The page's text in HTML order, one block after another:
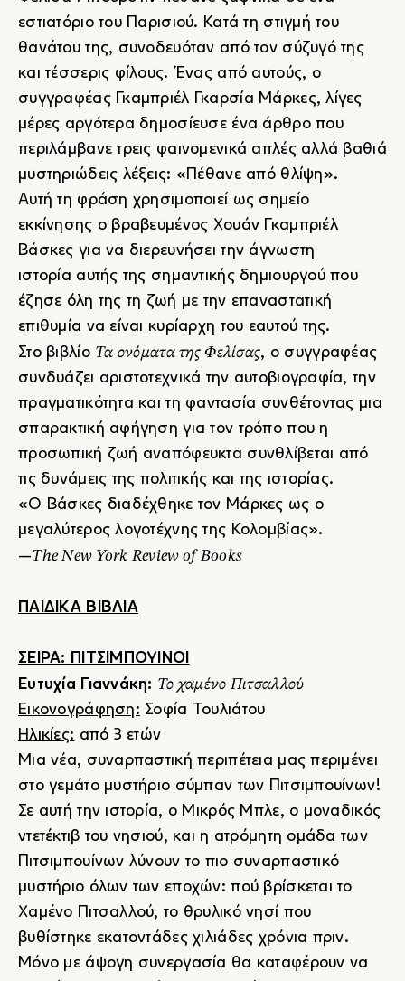
εστιατόριο του Παρισιού. Κατά τη στιγμή του
θανάτου της, συνοδευόταν από τον σύζυγό της
και τέσσερις φίλους. Ένας από αυτούς, ο
συγγραφέας Γκαμπριέλ Γκαρσία Μάρκες, λίγες
μέρες αργότερα δημοσίευσε ένα άρθρο που
περιλάμβανε τρεις φαινομενικά απλές αλλά βαθιά
μυστηριώδεις λέξεις: «Πέθανε από θλίψη».
Αυτή τη φράση χρησιμοποιεί ως σημείο
εκκίνησης ο βραβευμένος Χουάν Γκαμπριέλ
Βάσκες για να διερευνήσει την άγνωστη
ιστορία αυτής της σημαντικής δημιουργού που
έζησε όλη της τη ζωή με την επαναστατική
επιθυμία να είναι κυρίαρχη του εαυτού της.
Στο βιβλίο Τα ονόματα της Φελίσας, ο συγγραφέας
συνδυάζει αριστοτεχνικά την αυτοβιογραφία, την
πραγματικότητα και τη φαντασία συνθέτοντας μια
σπαρακτική αφήγηση για τον τρόπο που η
προσωπική ζωή αναπόφευκτα συνθλίβεται από
τις δυνάμεις της πολιτικής και της ιστορίας.
«Ο Βάσκες διαδέχθηκε τον Μάρκες ως ο
μεγαλύτερος λογοτέχνης της Κολομβίας».
—The New York Review of Books
ΠΑΙΔΙΚΑ ΒΙΒΛΙΑ
ΣΕΙΡΑ: ΠΙΤΣΙΜΠΟΥΙΝΟΙ
Ευτυχία Γιαννάκη: Το χαμένο Πιτσαλλού
Εικονογράφηση: Σοφία Τουλιάτου
Ηλικίες: από 3 ετών
Μια νέα, συναρπαστική περιπέτεια μας περιμένει
στο γεμάτο μυστήριο σύμπαν των Πιτσιμπουίνων!
Σε αυτή την ιστορία, ο Μικρός Μπλε, ο μοναδικός
ντετέκτιβ του νησιού, και η ατρόμητη ομάδα των
Πιτσιμπουίνων λύνουν το πιο συναρπαστικό
μυστήριο όλων των εποχών: πού βρίσκεται το
Χαμένο Πιτσαλλού, το θρυλικό νησί που
βυθίστηκε εκατοντάδες χιλιάδες χρόνια πριν.
Μόνο με άψογη συνεργασία θα καταφέρουν να